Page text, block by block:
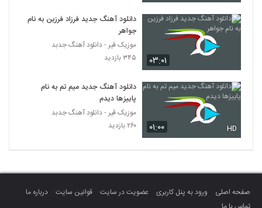
236
موزیک زیبای من ساده از مهرداد اسدی
دانلود آهنگ جدید و زیبای آرین جم با نام الفبا
238
دانلود آهنگ دوری دوری از جبرئیل
۵۳۸ بازدید
239
۸۲۷ بازدید
۰۳:۰۱
دانلود آهنگ جدید فرزاد فرزین به نام
جواهر
موزیک قیر - دانلود آهنگ جدبد
۳۴۵ بازدید
۰۱:۰۰ HD
دانلود آهنگ جدید میم تم به نام
پاییزها دیدم
موزیک قیر - دانلود آهنگ جدبد
۲۶۰ بازدید
صفحه اصلی ورود به پنل کاربری عضویت در سایت قوانین سایت
درباره ما